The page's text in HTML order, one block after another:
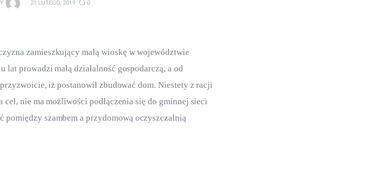
21 LUTEGO, 2019 0
zamieszkujący małą wioskę w województwie
prowadzi małą działalność gospodarczą, a od
iż postanowił zbudować dom. Niestety z racji
cel, nie ma możliwości podłączenia się do gminnej sieci
szambem a przydomową oczyszczalnią